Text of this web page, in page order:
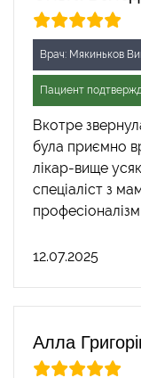
Врач: Мякиньков
Пациент
Вкотре
була приємно
лікар-вище
спеціаліст з
12.07.2025
Алла